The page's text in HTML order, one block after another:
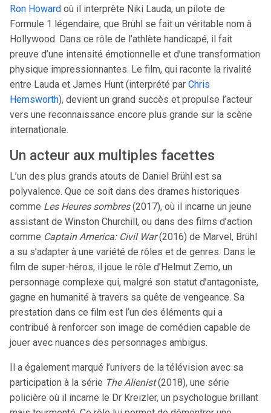
Ron Howard où il interprète Niki Lauda, un pilote de
Formule 1 légendaire, que Brühl se fait un véritable nom à
Hollywood. Dans ce rôle de l’athlète handicapé, il fait
preuve d’une intensité émotionnelle et d’une transformation
physique impressionnantes. Le film, qui raconte la rivalité
entre Lauda et James Hunt (interprété par Chris
Hemsworth), devient un grand succès et propulse l’acteur
vers une reconnaissance encore plus grande sur la scène
internationale.
Un acteur aux multiples facettes
L’un des plus grands atouts de Daniel Brühl est sa
polyvalence. Que ce soit dans des drames historiques
comme Les Heures sombres(2017), où il incarne un jeune
assistant de Winston Churchill, ou dans des films d’action
comme Captain America: Civil War(2016) de Marvel, Brühl
a su s’adapter à une variété de rôles et de genres. Dans le
film de super-héros, il joue le rôle d’Helmut Zemo, un
personnage complexe qui, malgré son statut d’antagoniste,
gagne en humanité à travers sa quête de vengeance. Sa
prestation dans ce film est l’un des éléments qui a
contribué à renforcer son image de comédien capable de
jouer avec nuances des personnages ambigus.
Il a également marqué l’univers de la télévision avec sa
participation à la série The Alienist(2018), une série
policière où il incarne le Dr Kreizler, un psychologue brillant